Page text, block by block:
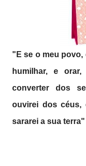
"E se o meu povo,
humilhar, e
converter dos
ouvirei dos céus,
sararei a sua